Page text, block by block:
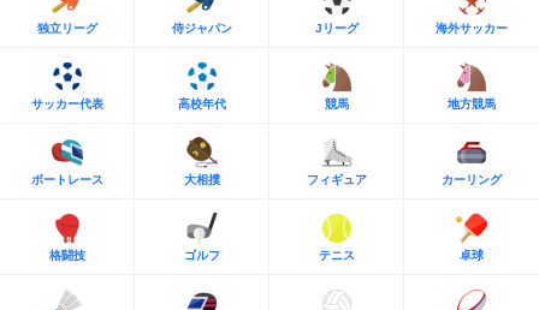
独立リーグ 侍ジャパン Jリーグ 海外サッカー
サッカー代表 高校年代 競馬 地方競馬
ボートレース 大相撲 フィギュア カーリング
格闘技 ゴルフ テニス 卓球